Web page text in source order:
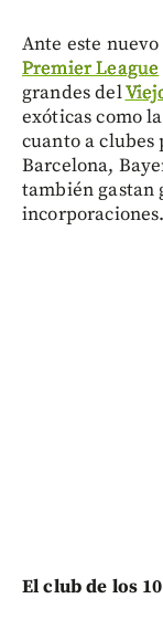
Ante este
Premier League
grandes del
exóticas como
cuanto a clubes
Barcelona,
también gastan
incorporaciones.
El club de los